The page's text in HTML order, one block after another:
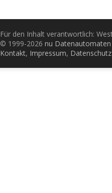
Für den Inhalt verantwortlich:
© 1999-2026 nu
Kontakt, Impressum, Datenschutz